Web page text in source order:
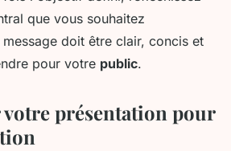
que vous souhaitez
doit être clair, concis et
pour votre public.
présentation pour